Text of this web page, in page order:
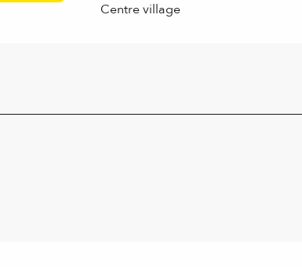
Centre village